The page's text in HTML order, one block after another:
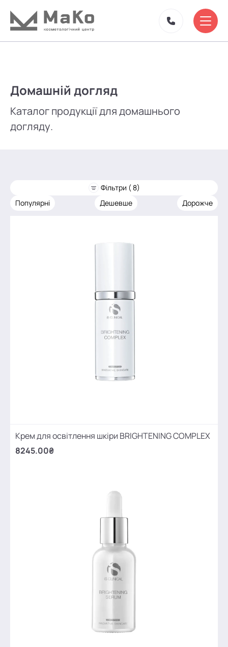
Домашній догляд
Каталог продукції для домашнього
догляду.
Фільтри ( 8)
Популярні
Дешевше Дорожче
Крем для освітлення шкіри BRIGHTENING COMPLEX
8245.00₴